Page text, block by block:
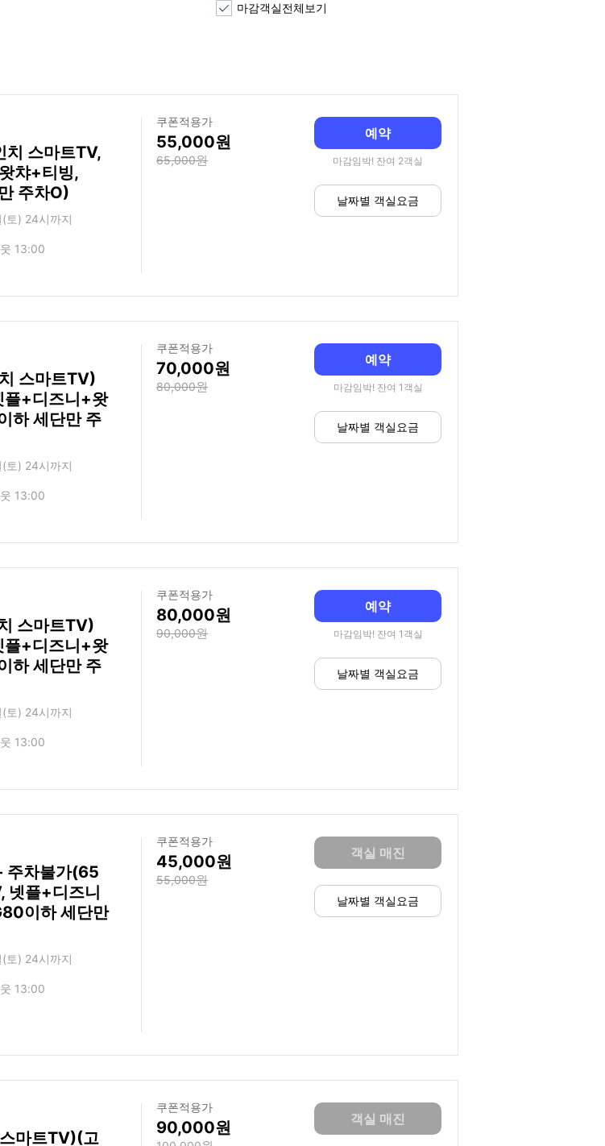
마감객실전체보기
스마트TV,
챠+티빙,
주차O)
토) 24시까지
13:00
쿠폰적용가
55,000
65,000
예약
마감임박! 잔여 2객실
날짜별 객실요금
스마트TV)
플+디즈니+왓
하 세단만 주
토) 24시까지
13:00
쿠폰적용가
70,000
80,000
예약
마감임박! 잔여 1객실
날짜별 객실요금
스마트TV)
플+디즈니+왓
하 세단만 주
토) 24시까지
13:00
쿠폰적용가
80,000
90,000
예약
마감임박! 잔여 1객실
날짜별 객실요금
주차불가(65
넷플+디즈니
이하 세단만
토) 24시까지
13:00
쿠폰적용가
45,000
55,000
객실 매진
날짜별 객실요금
마트TV)(고
쿠폰적용가
90,000 객실 매진